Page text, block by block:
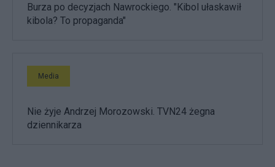
Burza po decyzjach Nawrockiego. "Kibol ułaskawił
kibola? To propaganda"
Media
Nie żyje Andrzej Morozowski. TVN24 żegna
dziennikarza